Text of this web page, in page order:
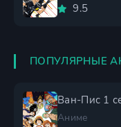
9.5
ПОПУЛЯРНЫЕ
Ван-Пис 1
Аниме